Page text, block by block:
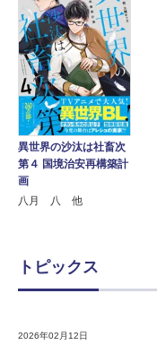
異世界の沙汰は社畜次
第４ 国境治安再構築計
画
八月 八 他
トピックス
2026年02月12日